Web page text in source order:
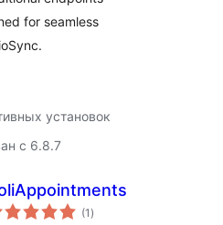
for seamless
установок
с 6.8.7
(1 общий
рейтинг
)